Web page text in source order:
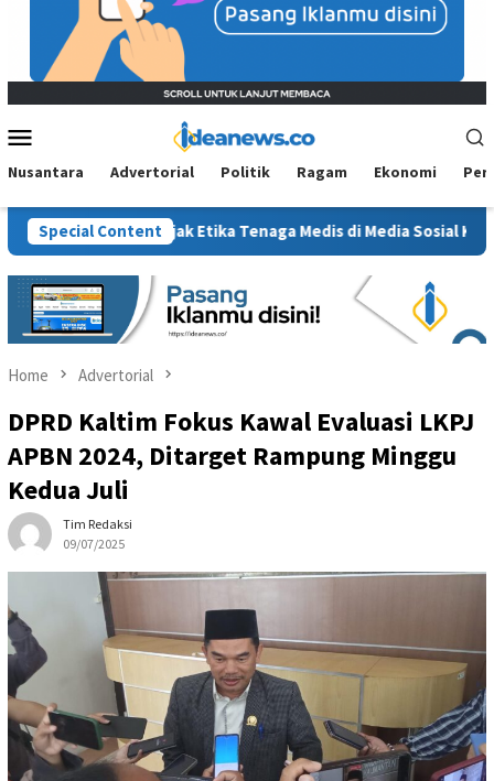
Menu
Nusantara Advertorial Politik Ragam Ekonomi
Special Content
Sanksi, Jejak Etika Tenaga Medis di Media Sosial Kembali
Home Advertorial
DPRD Kaltim Fokus Kawal Evaluasi LKPJ
APBN 2024, Ditarget Rampung Minggu
Kedua Juli
Tim Redaksi
09/07/2025